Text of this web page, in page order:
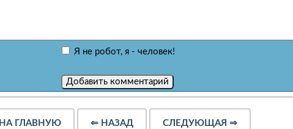
Я не робот, я - человек!
НА ГЛАВНУЮ ⇐ НАЗАД СЛЕДУЮЩАЯ ⇒